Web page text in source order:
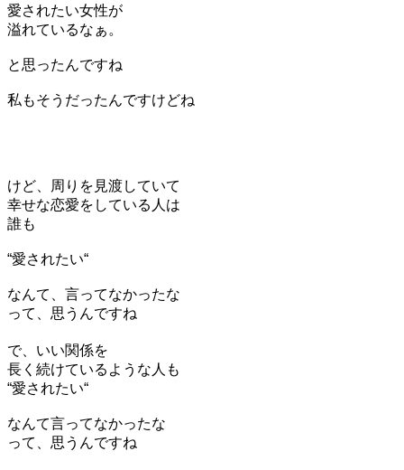
愛されたい女性が
溢れているなぁ。
と思ったんですね
私もそうだったんですけどね
けど、周りを見渡していて
幸せな恋愛をしている人は
誰も
“愛されたい“
なんて、言ってなかったな
って、思うんですね
で、いい関係を
長く続けているような人も
“愛されたい“
なんて言ってなかったな
って、思うんですね